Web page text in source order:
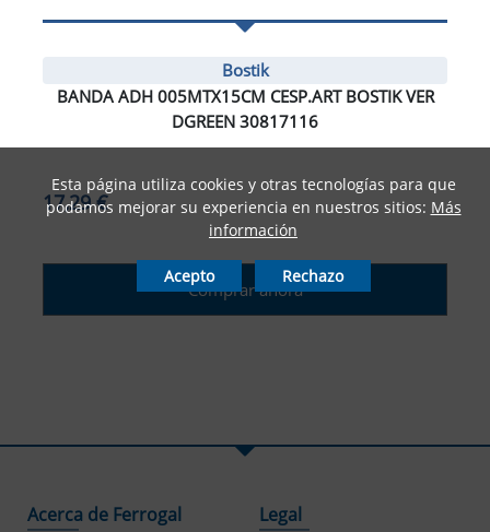
Bostik
BANDA ADH 005MTX15CM CESP.ART BOSTIK VER
DGREEN 30817116
17,29 €
Comprar ahora
Acerca de Ferrogal Legal
Esta página utiliza cookies y otras tecnologías para que
podamos mejorar su experiencia en nuestros sitios: Más
información
Acepto Rechazo